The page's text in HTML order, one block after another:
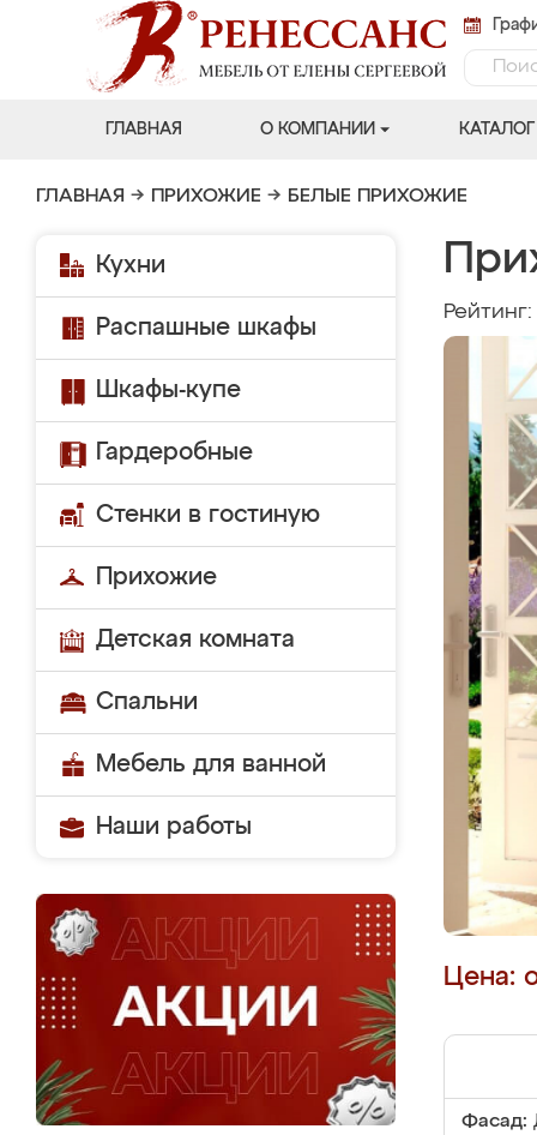
ГЛАВНАЯ О КОМПАНИИ КАТАЛОГ
ГЛАВНАЯ → ПРИХОЖИЕ → БЕЛЫЕ ПРИХОЖИЕ
Кухни
Распашные шкафы
Шкафы-купе
Гардеробные
Стенки в гостиную
Прихожие
Детская комната
Спальни
Мебель для ванной
Наши работы
Рейтинг:
Цена:
Фасад: